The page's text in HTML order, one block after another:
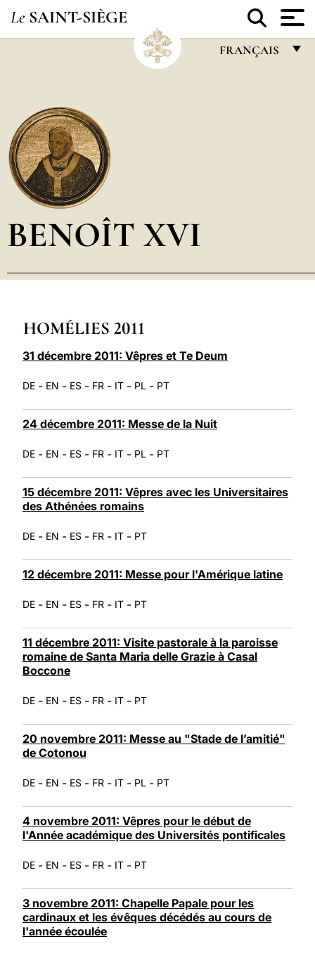
Le SAINT-SIÈGE
FRANÇAIS
العربيّة
BENOÎT XVI
HOMÉLIES 2011
31 décembre 2011: Vêpres et Te Deum
DE - EN - ES - FR - IT - PL - PT
24 décembre 2011: Messe de la Nuit
DE - EN - ES - FR - IT - PL - PT
15 décembre 2011: Vêpres avec les Universitaires
des Athénées romains
DE - EN - ES - FR - IT - PT
12 décembre 2011: Messe pour l'Amérique latine
DE - EN - ES - FR - IT - PT
11 décembre 2011: Visite pastorale à la paroisse
romaine de Santa Maria delle Grazie à Casal
Boccone
DE - EN - ES - FR - IT - PT
20 novembre 2011: Messe au "Stade de l’amitié"
de Cotonou
DE - EN - ES - FR - IT - PL - PT
4 novembre 2011: Vêpres pour le début de
l'Année académique des Universités pontificales
DE - EN - ES - FR - IT - PT
3 novembre 2011: Chapelle Papale pour les
cardinaux et les évêques décédés au cours de
l'année écoulée